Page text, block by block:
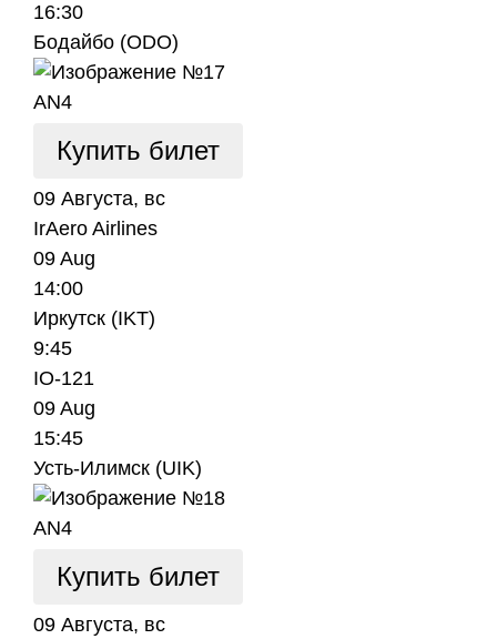
16:30
Бодайбо (ODO)
AN4
Купить билет
09 Августа, вс
IrAero Airlines
09 Aug
14:00
Иркутск (IKT)
9:45
IO-121
09 Aug
15:45
Усть-Илимск (UIK)
AN4
Купить билет
09 Августа, вс